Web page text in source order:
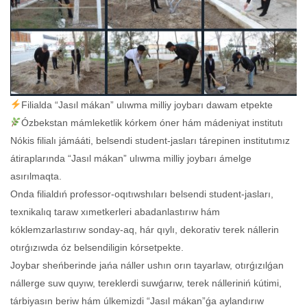
Filialda “Jasıl mákan” ulıwma milliy joybarı dawam etpekte
Ózbekstan mámleketlik kórkem óner hám mádeniyat institutı
Nókis filialı jámááti, belsendi student-jasları tárepinen institutımız
átiraplarında “Jasıl mákan” ulıwma milliy joybarı ámelge
asırılmaqta.
Onda filialdıń professor-oqıtıwshıları belsendi student-jasları,
texnikalıq taraw xımetkerleri abadanlastırıw hám
kóklemzarlastırıw sonday-aq, hár qıylı, dekorativ terek nállerin
otırǵızıwda óz belsendiligin kórsetpekte.
Joybar sheńberinde jańa náller ushın orın tayarlaw, otırǵızılǵan
nállerge suw quyıw, tereklerdi suwǵarıw, terek nálleriniń kútimi,
tárbiyasın beriw hám úlkemizdi “Jasıl mákan”ǵa aylandırıw